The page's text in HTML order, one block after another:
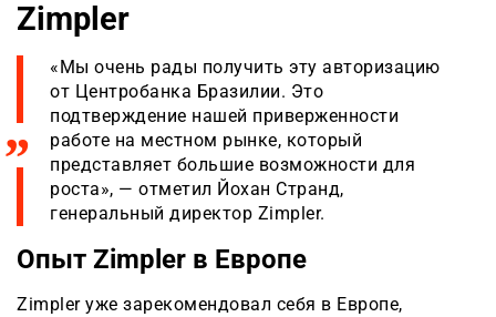
Zimpler
«Мы очень рады получить эту авторизацию
от Центробанка Бразилии. Это
подтверждение нашей приверженности
работе на местном рынке, который
представляет большие возможности для
роста», — отметил Йохан Странд,
генеральный директор Zimpler.
Опыт Zimpler в Европе
Zimpler уже зарекомендовал себя в Европе,